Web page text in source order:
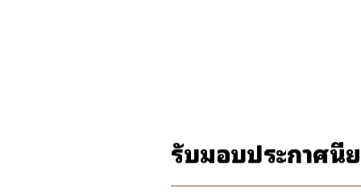
รับมอบประกาศ